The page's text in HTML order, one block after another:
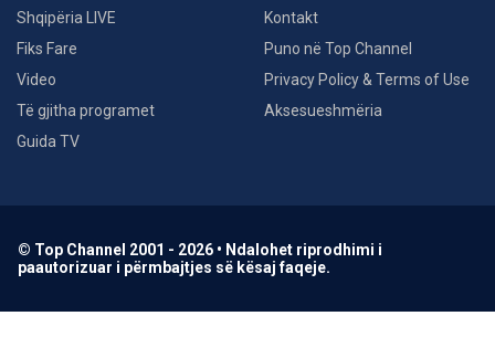
Shqipëria LIVE
Fiks Fare
Video
Të gjitha programet
Guida TV
Kontakt
Puno në Top Channel
Privacy Policy & Terms of Use
Aksesueshmëria
© Top Channel 2001 - 2026 • Ndalohet riprodhimi i
paautorizuar i përmbajtjes së kësaj faqeje.